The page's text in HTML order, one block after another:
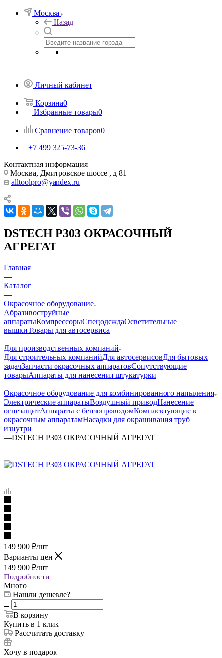
Москва
Назад
Личный кабинет
Корзина0
Избранные товары0
Сравнение товаров0
+7 499 325-73-36
Контактная информация
Москва, Дмитровское шоссе , д 81
alltoolpro@yandex.ru
DSTECH P303 ОКРАСОЧНЫЙ
АГРЕГАТ
Главная
—
Каталог
—
Окрасочное оборудование
Aбразивоструйные
аппаратыКомпрессорыСпецодеждаОсветительные
вышкиТовары для автосервиса
—
Для производственных компаний
Для строительных компанийДля автосервисовДля бытовых
задачЗапчасти окрасочных аппаратовСопутствующие
товарыАппараты для нанесения штукатурки
—
Окрасочное оборудование для комбинированного напыления
Электрические аппаратыВоздушный приводНанесение
огнезащитАппараты с бензопроводомКомплектующие к
окрасочным аппаратамНасадки для окрашивания труб
изнутри
—DSTECH P303 ОКРАСОЧНЫЙ АГРЕГАТ
149 900 ₽/шт
Варианты цен
149 900 ₽/шт
Подробности
Много
Нашли дешевле?
В корзину
Купить в 1 клик
Рассчитать доставку
Хочу в подарок